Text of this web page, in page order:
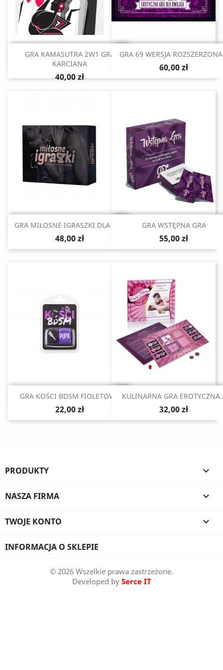
Szybki podgląd
GRA KAMASUTRA 2W1 GRA
KARCIANA
40,00 zł
Szybki podgląd
GRA 69 WERSJA
60,00 zł
Szybki podgląd
GRA MIŁOSNE IGRASZKI DLA PAR
48,00 zł
Szybki podgląd
GRA WSTĘPNA GRA
55,00 zł
Szybki podgląd
GRA KOŚCI BDSM FIOLETOWE
22,00 zł
Szybki podgląd
KULINARNA GRA
32,00 zł
PRODUKTY 
NASZA FIRMA 
TWOJE KONTO 
INFORMACJA O SKLEPIE
© 2026 Wszelkie prawa zastrzeżone.
Developed by Serce IT